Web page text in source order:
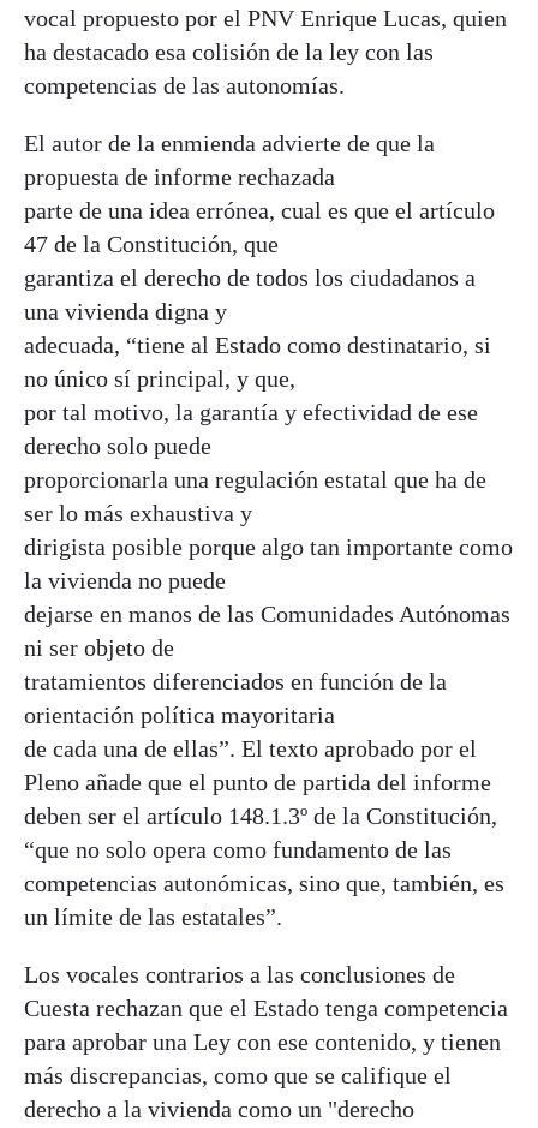
vocal propuesto por el PNV Enrique Lucas, quien
ha destacado esa colisión de la ley con las
competencias de las autonomías.
El autor de la enmienda advierte de que la
propuesta de informe rechazada
parte de una idea errónea, cual es que el artículo
47 de la Constitución, que
garantiza el derecho de todos los ciudadanos a
una vivienda digna y
adecuada, “tiene al Estado como destinatario, si
no único sí principal, y que,
por tal motivo, la garantía y efectividad de ese
derecho solo puede
proporcionarla una regulación estatal que ha de
ser lo más exhaustiva y
dirigista posible porque algo tan importante como
la vivienda no puede
dejarse en manos de las Comunidades Autónomas
ni ser objeto de
tratamientos diferenciados en función de la
orientación política mayoritaria
de cada una de ellas”. El texto aprobado por el
Pleno añade que el punto de partida del informe
deben ser el artículo 148.1.3º de la Constitución,
“que no solo opera como fundamento de las
competencias autonómicas, sino que, también, es
un límite de las estatales”.
Los vocales contrarios a las conclusiones de
Cuesta rechazan que el Estado tenga competencia
para aprobar una Ley con ese contenido, y tienen
más discrepancias, como que se califique el
derecho a la vivienda como un "derecho